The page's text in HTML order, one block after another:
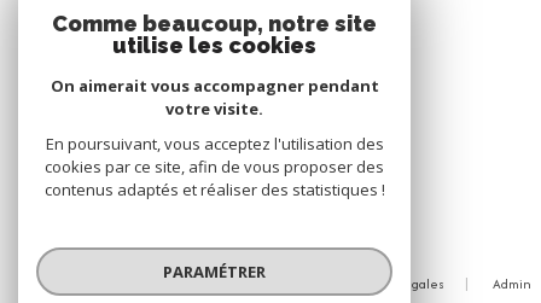
Espace propriétaire
Se connecter
© 2026 | Tous droits réservés
Nos partenaires Mentions légales
Admin
Comme beaucoup, notre site
utilise les cookies
On aimerait vous accompagner pendant
votre visite.
En poursuivant, vous acceptez l'utilisation des
cookies par ce site, afin de vous proposer des
contenus adaptés et réaliser des statistiques !
PARAMÉTRER